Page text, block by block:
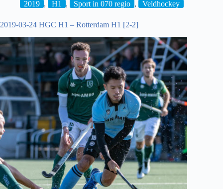
H1
[2-
5]
2019 , H1 , Sport in 070 regio , Veldhockey
2019-03-24 HGC H1 – Rotterdam H1 [2-2]